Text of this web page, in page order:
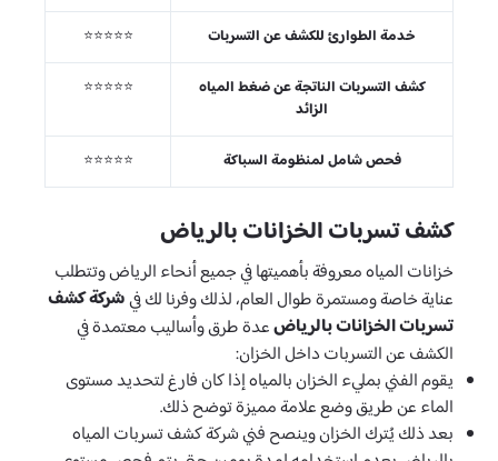
خدمة الطوارئ للكشف عن التسربات ⭐⭐⭐⭐⭐
كشف التسربات الناتجة عن ضغط المياه
الزائد
⭐⭐⭐⭐⭐
فحص شامل لمنظومة السباكة ⭐⭐⭐⭐⭐
كشف تسربات الخزانات بالرياض
خزانات المياه معروفة بأهميتها في جميع أنحاء الرياض وتتطلب
عناية خاصة ومستمرة طوال العام، لذلك وفرنا لك فيشركة كشف
تسربات الخزانات بالرياضعدة طرق وأساليب معتمدة في
الكشف عن التسربات داخل الخزان:
يقوم الفني بمليء الخزان بالمياه إذا كان فارغ لتحديد مستوى
الماء عن طريق وضع علامة مميزة توضح ذلك.
بعد ذلك يُترك الخزان وينصح فني شركة كشف تسربات المياه